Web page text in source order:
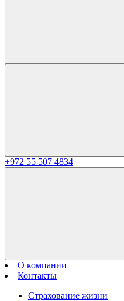
+972 55 507 4834
О компании
Контакты
Страхование жизни